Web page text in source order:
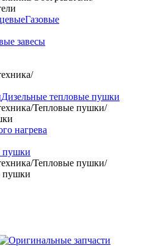
Газовые
завесы
/
Дизельные тепловые пушки
/Тепловые пушки/
нагрева
пушки
/Тепловые пушки/
пушки